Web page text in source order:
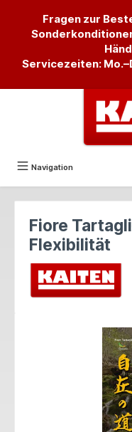
Fragen zur
Servicezeiten:
Navigation
Fiore
Flexibilität
Bildergalerie überspringen